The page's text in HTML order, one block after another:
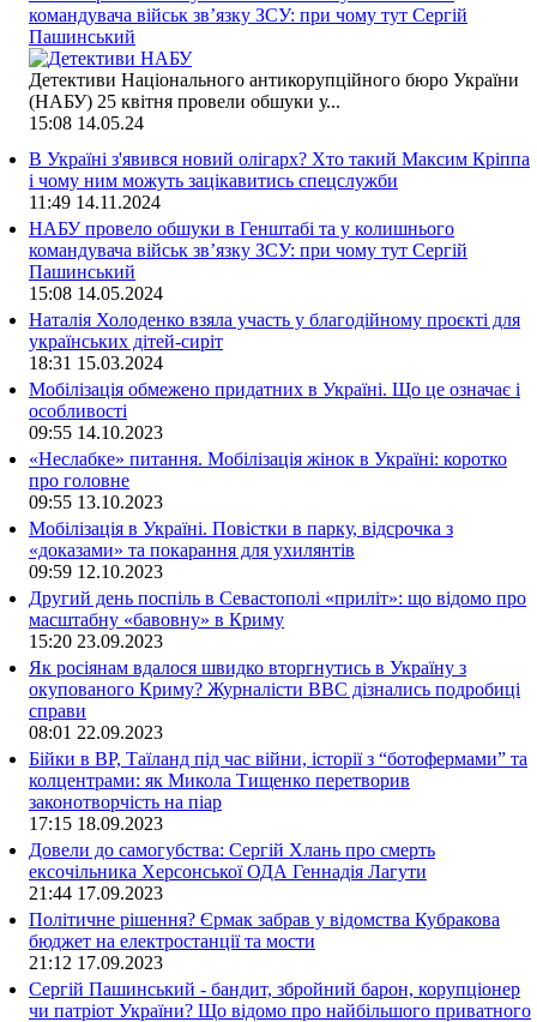
командувача військ зв’язку ЗСУ: при чому тут Сергій
Пашинський
Детективи Національного антикорупційного бюро України
(НАБУ) 25 квітня провели обшуки у...
15:08 14.05.24
В Україні з'явився новий олігарх? Хто такий Максим Кріппа
і чому ним можуть зацікавитись спецслужби
11:49 14.11.2024
НАБУ провело обшуки в Генштабі та у колишнього
командувача військ зв’язку ЗСУ: при чому тут Сергій
Пашинський
15:08 14.05.2024
Наталія Холоденко взяла участь у благодійному проєкті для
українських дітей-сиріт
18:31 15.03.2024
Мобілізація обмежено придатних в Україні. Що це означає і
особливості
09:55 14.10.2023
«Неслабке» питання. Мобілізація жінок в Україні: коротко
про головне
09:55 13.10.2023
Мобілізація в Україні. Повістки в парку, відсрочка з
«доказами» та покарання для ухилянтів
09:59 12.10.2023
Другий день поспіль в Севастополі «приліт»: що відомо про
масштабну «бавовну» в Криму
15:20 23.09.2023
Як росіянам вдалося швидко вторгнутись в Україну з
окупованого Криму? Журналісти ВВС дізнались подробиці
справи
08:01 22.09.2023
Бійки в ВР, Таїланд під час війни, історії з “ботофермами” та
колцентрами: як Микола Тищенко перетворив
законотворчість на піар
17:15 18.09.2023
Довели до самогубства: Сергій Хлань про смерть
ексочільника Херсонської ОДА Геннадія Лагути
21:44 17.09.2023
Політичне рішення? Єрмак забрав у відомства Кубракова
бюджет на електростанції та мости
21:12 17.09.2023
Сергій Пашинський - бандит, збройний барон, корупціонер
чи патріот України? Що відомо про найбільшого приватного